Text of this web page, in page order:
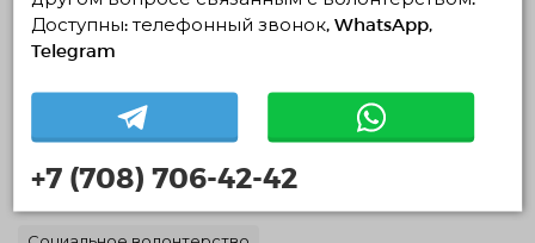
“Мамания -онер мектебі”
20.03.2026 — 20.03.2026, c 10:00 по 15:00
Область Жетісу, Талдыкорган
Общественное Объединение «Алтын Адам креатив центр»
области Жетісу
Доступны: телефонный звонок, WhatsApp,
Telegram
+7 (708) 706-42-42